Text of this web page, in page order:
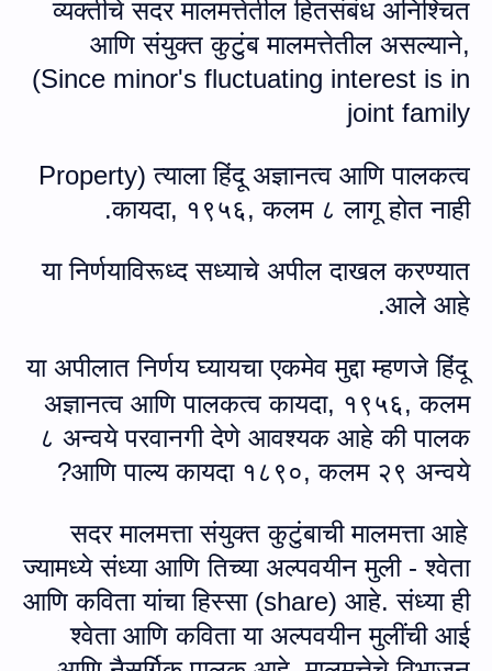
व्यक्तीचे सदर मालमत्तेतील हितसंबंध अनिश्चित
आणि संयुक्त कुटुंब मालमत्तेतील असल्याने,
(Since minor's fluctuating interest is in
joint family
Property) त्‍याला हिंदू अज्ञानत्‍व आणि पालकत्व
कायदा, १९५६, कलम ८ लागू होत नाही.
या निर्णयाविरूध्‍द सध्याचे अपील दाखल करण्‍यात
आले आहे.
या अपीलात निर्णय घ्यायचा एकमेव मुद्दा म्हणजे हिंदू
अज्ञानत्‍व आणि पालकत्व कायदा, १९५६, कलम
८ अन्‍वये परवानगी देणे आवश्यक आहे की पालक
आणि पाल्‍य कायदा १८९०, कलम २९ अन्‍वये?
सदर मालमत्ता संयुक्त कुटुंबाची मालमत्ता आहे
ज्यामध्ये संध्या आणि तिच्‍या अल्पवयीन मुली - श्वेता
आणि कविता यांचा हिस्‍सा (share) आहे. संध्या ही
श्वेता आणि कविता या अल्पवयीन मुलींची आई